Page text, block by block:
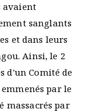
avaient
sanglants
et dans leurs
Ainsi, le 2
d'un Comité de
par le
massacrés par